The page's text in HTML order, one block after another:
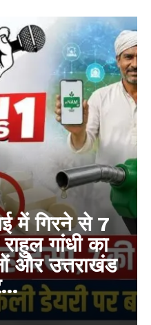
में गिरने से 7
गांधी का
और उत्तराखंड